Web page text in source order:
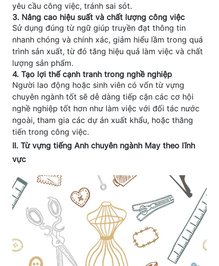
yêu cầu công việc, tránh sai sót.
3. Nâng cao hiệu suất và chất lượng công việc
Sử dụng đúng từ ngữ giúp truyền đạt thông tin
nhanh chóng và chính xác, giảm hiểu lầm trong quá
trình sản xuất, từ đó tăng hiệu quả làm việc và chất
lượng sản phẩm.
4. Tạo lợi thế cạnh tranh trong nghề nghiệp
Người lao động hoặc sinh viên có vốn từ vựng
chuyên ngành tốt sẽ dễ dàng tiếp cận các cơ hội
nghề nghiệp tốt hơn như làm việc với đối tác nước
ngoài, tham gia các dự án xuất khẩu, hoặc thăng
tiến trong công việc.
II. Từ vựng tiếng Anh chuyên ngành May theo lĩnh
vực